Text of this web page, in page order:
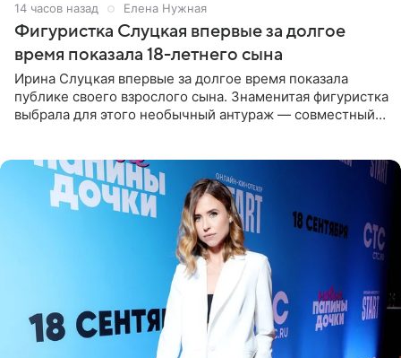
14 часов назад Елена Нужная
Фигуристка Слуцкая впервые за долгое
время показала 18-летнего сына
Ирина Слуцкая впервые за долгое время показала
публике своего взрослого сына. Знаменитая фигуристка
выбрала для этого необычный антураж — совместный